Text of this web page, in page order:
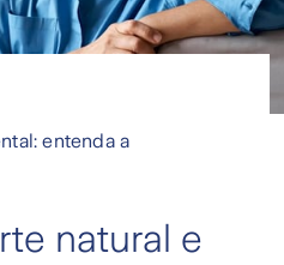
entenda a
natural e